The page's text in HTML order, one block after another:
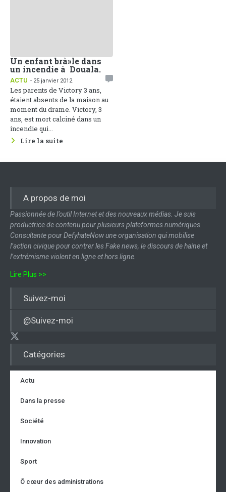
Un enfant brà»le dans
un incendie à Douala.
ACTU - 25 janvier 2012
Les parents de Victory 3 ans,
étaient absents de la maison au
moment du drame. Victory, 3
ans, est mort calciné dans un
incendie qui...
Lire la suite
Catégories
Actu
Dans la presse
Société
Innovation
Sport
Ô cœur des administrations
A propos de moi
Passionnée de l’outil Internet et des nouveaux médias. Je suis
productrice de contenu pour plusieurs plateformes numériques.
Consultante pour DefyhateNow une organisation qui mobilise
l’action civique pour contrer les Fake news, le discours de haine et
l’extrémisme violent en ligne et hors ligne.
Lire Plus >>
Suivez-moi
@Suivez-moi